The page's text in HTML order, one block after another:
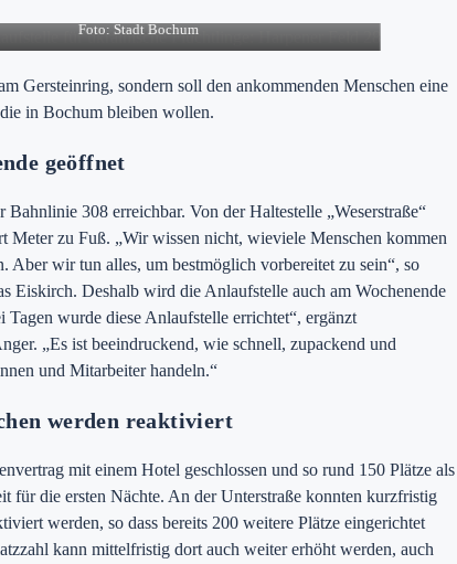
Foto: Stadt Bochum
Gersteinring, sondern soll den ankommenden Menschen eine
in Bochum bleiben wollen.
geöffnet
308 erreichbar. Von der Haltestelle „Weserstraße“
Meter zu Fuß. „Wir wissen nicht, wieviele Menschen kommen
Aber wir tun alles, um bestmöglich vorbereitet zu sein“, so
Eiskirch. Deshalb wird die Anlaufstelle auch am Wochenende
Tagen wurde diese Anlaufstelle errichtet“, ergänzt
„Es ist beeindruckend, wie schnell, zupackend und
und Mitarbeiter handeln.“
werden reaktiviert
mit einem Hotel geschlossen und so rund 150 Plätze als
für die ersten Nächte. An der Unterstraße konnten kurzfristig
werden, so dass bereits 200 weitere Plätze eingerichtet
kann mittelfristig dort auch weiter erhöht werden, auch